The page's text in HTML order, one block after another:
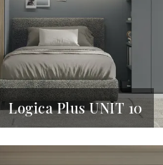
Logica Plus UNIT 10